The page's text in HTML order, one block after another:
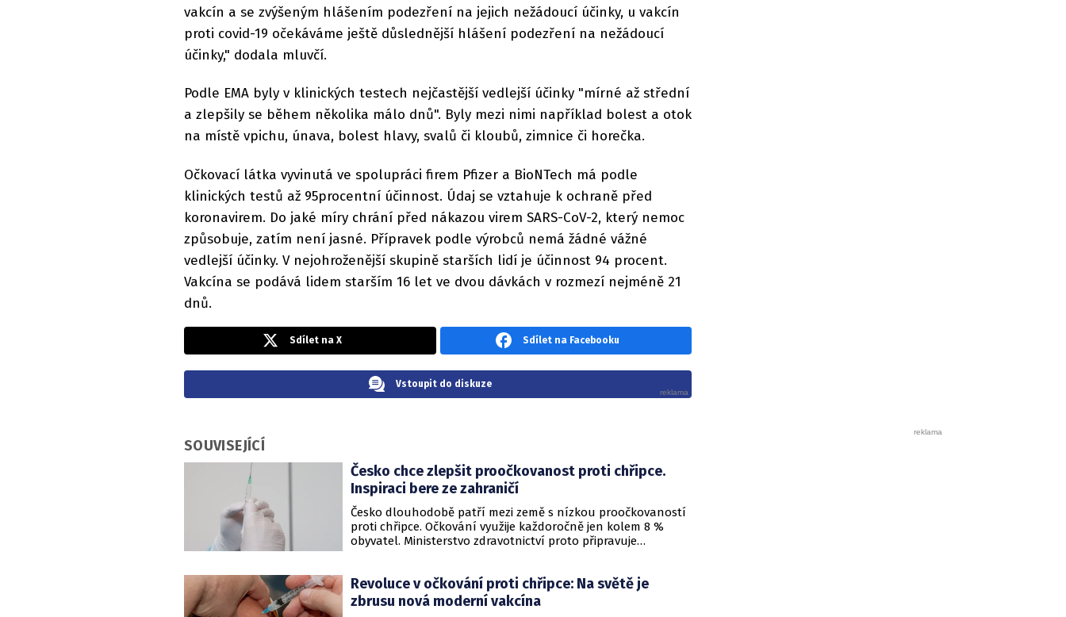
vakcín a se zvýšeným hlášením podezření na jejich nežádoucí účinky, u vakcín
proti covid-19 očekáváme ještě důslednější hlášení podezření na nežádoucí
účinky," dodala mluvčí.
Podle EMA byly v klinických testech nejčastější vedlejší účinky "mírné až střední
a zlepšily se během několika málo dnů". Byly mezi nimi například bolest a otok
na místě vpichu, únava, bolest hlavy, svalů či kloubů, zimnice či horečka.
Očkovací látka vyvinutá ve spolupráci firem Pfizer a BioNTech má podle
klinických testů až 95procentní účinnost. Údaj se vztahuje k ochraně před
koronavirem. Do jaké míry chrání před nákazou virem SARS-CoV-2, který nemoc
způsobuje, zatím není jasné. Přípravek podle výrobců nemá žádné vážné
vedlejší účinky. V nejohroženější skupině starších lidí je účinnost 94 procent.
Vakcína se podává lidem starším 16 let ve dvou dávkách v rozmezí nejméně 21
dnů.
Sdílet na X Sdílet na Facebooku
Vstoupit do diskuze
SOUVISEJÍCÍ
Česko chce zlepšit proočkovanost proti chřipce.
Inspiraci bere ze zahraničí
Česko dlouhodobě patří mezi země s nízkou proočkovaností
proti chřipce. Očkování využije každoročně jen kolem 8 %
obyvatel. Ministerstvo zdravotnictví proto připravuje
nabídnout lidem další možnost, jak se nechat očkovat,
zlepšit dostupnost této osvědčené formy prevence a přispět
Revoluce v očkování proti chřipce: Na světě je
zbrusu nová moderní vakcína